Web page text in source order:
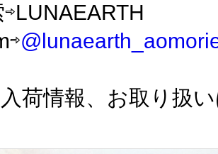
荷情報、お取り扱